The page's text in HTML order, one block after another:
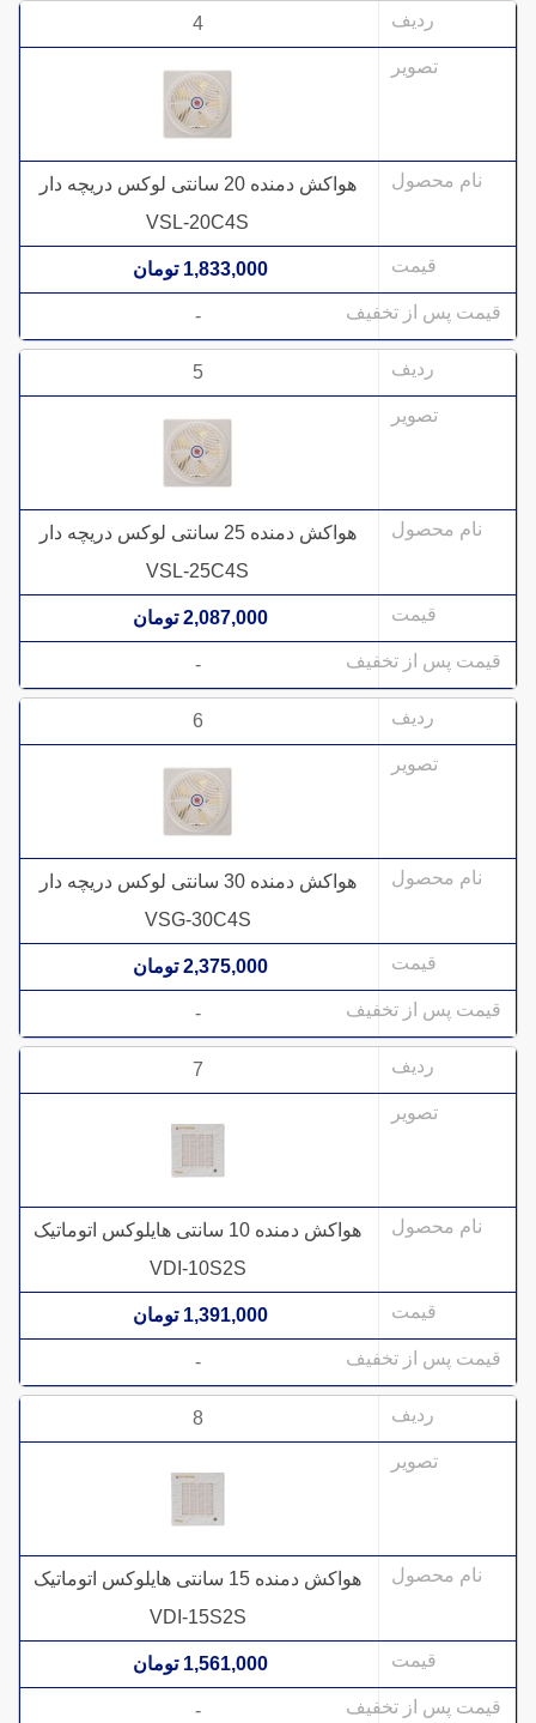
4
هواکش دمنده 20 سانتی لوکس دریچه دار
VSL-20C4S
1,833,000 تومان
-
5
هواکش دمنده 25 سانتی لوکس دریچه دار
VSL-25C4S
2,087,000 تومان
-
6
هواکش دمنده 30 سانتی لوکس دریچه دار
VSG-30C4S
2,375,000 تومان
-
7
هواکش دمنده 10 سانتی هایلوکس اتوماتیک
VDI-10S2S
1,391,000 تومان
-
8
هواکش دمنده 15 سانتی هایلوکس اتوماتیک
VDI-15S2S
1,561,000 تومان
-